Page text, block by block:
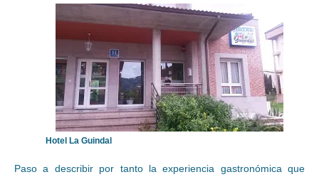
Hotel La Guindal
Paso a describir por tanto la experiencia gastronómica que